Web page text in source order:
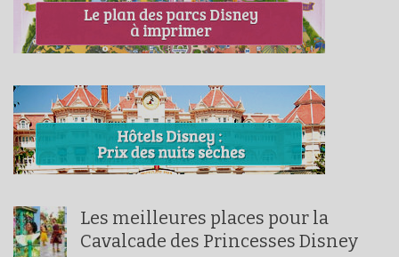
Les meilleures places pour la
Cavalcade des Princesses Disney